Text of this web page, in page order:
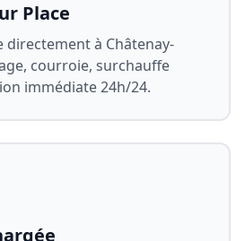
Place
directement à Châtenay-
courroie, surchauffe
immédiate 24h/24.